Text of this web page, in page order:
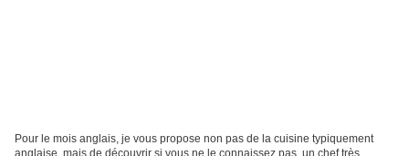
Pour le mois anglais, je vous propose non pas de la cuisine typiquement
anglaise, mais de découvrir si vous ne le connaissez pas, un chef très